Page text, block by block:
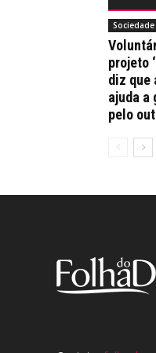
Sociedade
projeto
diz que
ajuda a
pelo